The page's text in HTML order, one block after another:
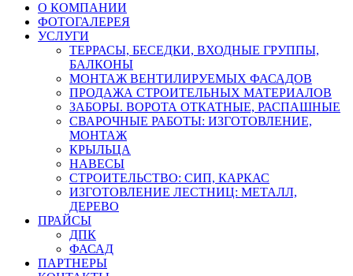
О КОМПАНИИ
ФОТОГАЛЕРЕЯ
УСЛУГИ
ТЕРРАСЫ, БЕСЕДКИ, ВХОДНЫЕ ГРУППЫ,
БАЛКОНЫ
МОНТАЖ ВЕНТИЛИРУЕМЫХ ФАСАДОВ
ПРОДАЖА СТРОИТЕЛЬНЫХ МАТЕРИАЛОВ
ЗАБОРЫ. ВОРОТА ОТКАТНЫЕ, РАСПАШНЫЕ
СВАРОЧНЫЕ РАБОТЫ: ИЗГОТОВЛЕНИЕ,
МОНТАЖ
КРЫЛЬЦА
НАВЕСЫ
СТРОИТЕЛЬСТВО: СИП, КАРКАС
ИЗГОТОВЛЕНИЕ ЛЕСТНИЦ: МЕТАЛЛ,
ДЕРЕВО
ПРАЙСЫ
ДПК
ФАСАД
ПАРТНЕРЫ